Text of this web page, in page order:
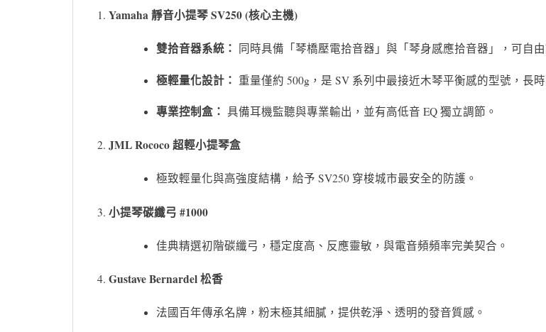
Yamaha 靜音小提琴 SV250 (核心主機)
雙拾音器系統： 同時具備「琴橋壓電拾音器」與「琴身感應拾音器」，可自
極輕量化設計： 重量僅約 500g，是 SV 系列中最接近木琴平衡感的型號，長
專業控制盒： 具備耳機監聽與專業輸出，並有高低音 EQ 獨立調節。
JML Rococo 超輕小提琴盒
極致輕量化與高強度結構，給予 SV250 穿梭城市最安全的防護。
小提琴碳纖弓 #1000
佳典精選初階碳纖弓，穩定度高、反應靈敏，與電音頻頻率完美契合。
Gustave Bernardel 松香
法國百年傳承名牌，粉末極其細膩，提供乾淨、透明的發音質感。